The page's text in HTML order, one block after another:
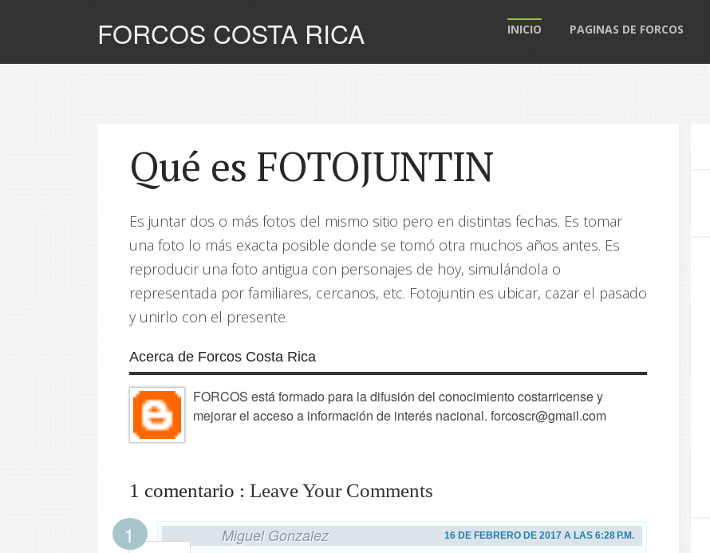
FORCOS COSTA RICA INICIO PAGINAS DE FORCOS
Qué es FOTOJUNTIN
Es juntar dos o más fotos del mismo sitio pero en distintas fechas. Es tomar
una foto lo más exacta posible donde se tomó otra muchos años antes. Es
reproducir una foto antigua con personajes de hoy, simulándola o
representada por familiares, cercanos, etc. Fotojuntin es ubicar, cazar el pasado
y unirlo con el presente.
Acerca de Forcos Costa Rica
FORCOS está formado para la difusión del conocimiento costarricense y
mejorar el acceso a información de interés nacional. forcoscr@gmail.com
1 comentario : Leave Your Comments
Miguel Gonzalez 16 DE FEBRERO DE 2017 A LAS 6:28 P.M.